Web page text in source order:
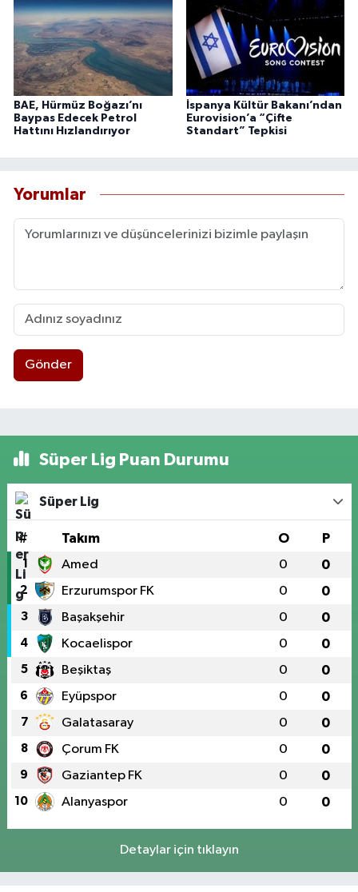
BAE, Hürmüz Boğazı’nı
Baypas Edecek Petrol
Hattını Hızlandırıyor
İspanya Kültür Bakanı’ndan
Eurovision’a “Çifte
Standart” Tepkisi
Yorumlar
Gönder
Süper Lig Puan Durumu
Süper Lig
# Takım O P
1 Amed 0 0
2 Erzurumspor FK 0 0
3 Başakşehir 0 0
4 Kocaelispor 0 0
5 Beşiktaş 0 0
6 Eyüpspor 0 0
7 Galatasaray 0 0
8 Çorum FK 0 0
9 Gaziantep FK 0 0
10 Alanyaspor 0 0
Detaylar için tıklayın